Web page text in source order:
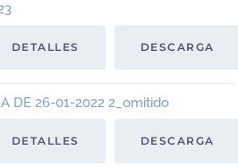
DESCARGA
DETALLES
DE 26-01-2022 2_omitido
DESCARGA
DETALLES